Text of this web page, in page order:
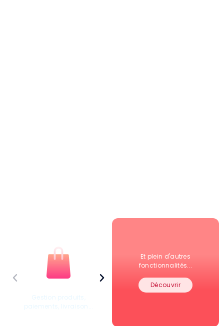
Gestion produits,
paiements, livraison...
Et plein d'autres
fonctionnalités...
Découvrir